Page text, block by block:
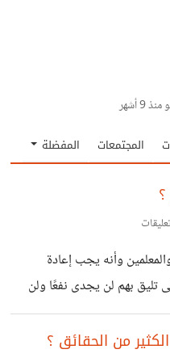
منذ9 أشهر
المجتمعات المفضلة
وأنه يجب إعادة
تليق بهم لن يجدى نفعًا ولن
بالكلام عن العلم
والمُعلم إنما يستمدان
من الحقائق ؟